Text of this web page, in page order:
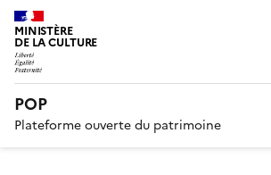
MINISTÈRE
DE LA CULTURE
POP
Plateforme ouverte du patrimoine